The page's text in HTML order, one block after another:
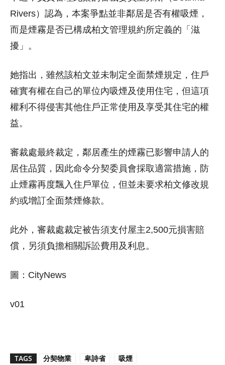
Rivers）認為，本案爭點並非鄰居是否有權吸煙，
而是煙霧是否已構成柏文管理規約所定義的「滋
擾」。
她指出，雖然該柏文並未制定全面禁煙規定，住戶
確實有權在自己的單位內吸煙及使用住宅，但這項
權利不得侵害其他住戶正常使用及享受其住宅的權
益。
審裁處最終裁定，鄰居產生的煙霧已影響申請人的
居住品質，因此命令分契委員會採取適當措施，防
止煙霧再度飄入住戶單位，但並未要求柏文修改規
約或增訂全面禁煙條款。
此外，審裁處裁定被告須支付屋主2,500元損害賠
償，另須負擔相關訴訟費用及利息。
圖：CityNews
v01
TAGS 分契物業 卑詩省 吸煙